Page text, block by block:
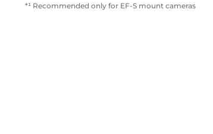
*¹ Recommended only for EF-S mount cameras